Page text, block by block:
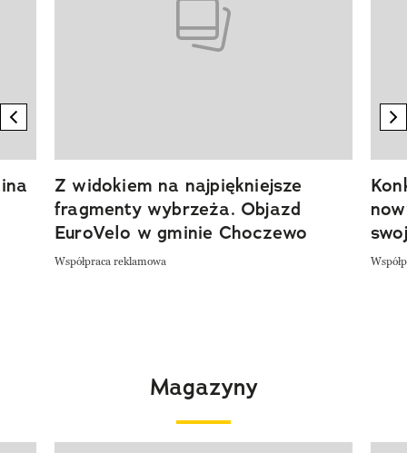
previous element
Z widokiem na najpiękniejsze
fragmenty wybrzeża. Objazd
EuroVelo w gminie Choczewo
Współpraca reklamowa
Magazyny